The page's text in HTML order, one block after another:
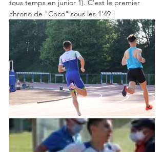
tous temps en junior 1). C'est le premier
chrono de "Coco" sous les 1’49 !